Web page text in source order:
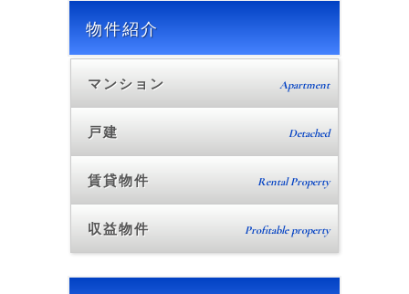
物件紹介
マンション Apartment
戸建 Detached
賃貸物件 Rental Property
収益物件 Profitable property